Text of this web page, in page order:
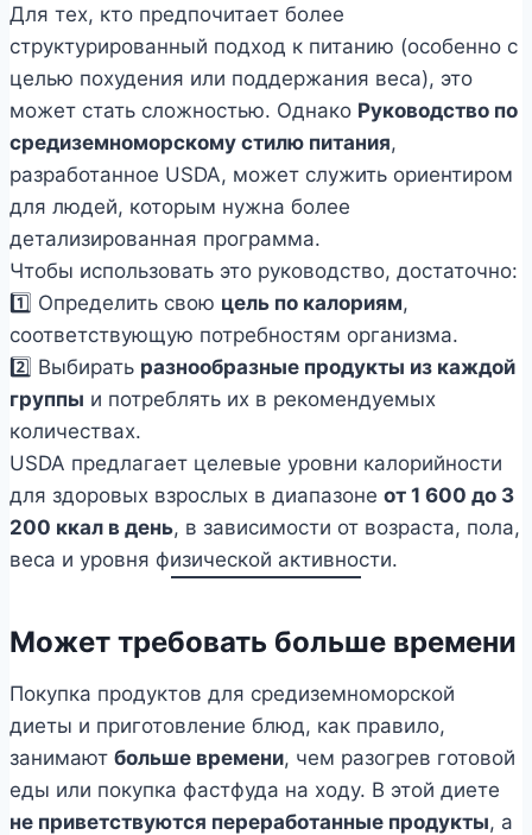
Для тех, кто предпочитает более
структурированный подход к питанию (особенно с
целью похудения или поддержания веса), это
может стать сложностью. Однако Руководство по
средиземноморскому стилю питания,
разработанное USDA, может служить ориентиром
для людей, которым нужна более
детализированная программа.
Чтобы использовать это руководство, достаточно:
1️⃣ Определить свою цель по калориям,
соответствующую потребностям организма.
2️⃣ Выбирать разнообразные продукты из каждой
группы и потреблять их в рекомендуемых
количествах.
USDA предлагает целевые уровни калорийности
для здоровых взрослых в диапазоне от 1 600 до 3
200 ккал в день, в зависимости от возраста, пола,
веса и уровня физической активности.
Может требовать больше времени
Покупка продуктов для средиземноморской
диеты и приготовление блюд, как правило,
занимают больше времени, чем разогрев готовой
еды или покупка фастфуда на ходу. В этой диете
не приветствуются переработанные продукты, а